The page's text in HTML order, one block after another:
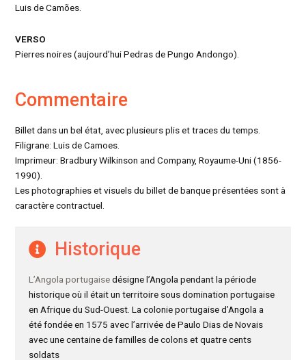
Luis de Camões.
VERSO
Pierres noires (aujourd’hui Pedras de Pungo Andongo).
Commentaire
Billet dans un bel état, avec plusieurs plis et traces du temps.
Filigrane: Luis de Camoes.
Imprimeur: Bradbury Wilkinson and Company, Royaume-Uni (1856-
1990).
Les photographies et visuels du billet de banque présentées sont à
caractère contractuel.
Historique
L’Angola portugaisedésigne l’Angola pendant la période
historique où il était un territoire sous domination portugaise
en Afrique du Sud-Ouest. La colonie portugaise d’Angola a
été fondée en 1575 avec l’arrivée de Paulo Dias de Novais
avec une centaine de familles de colons et quatre cents
soldats